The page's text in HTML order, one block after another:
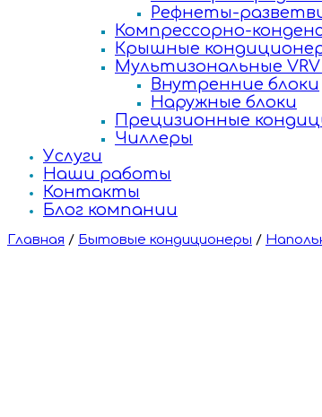
Рефнеты-
Компрессорно-
Крышные
Мультизональные
Внутренние блоки
Наружные блоки
Прецизионные
Чиллеры
Услуги
Наши работы
Контакты
Блог компании
Главная / Бытовые кондиционеры /